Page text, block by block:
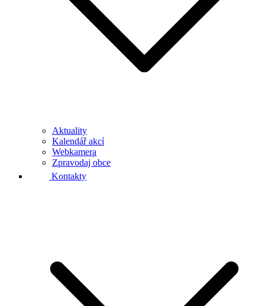
Aktuality
Kalendář akcí
Webkamera
Zpravodaj obce
Kontakty